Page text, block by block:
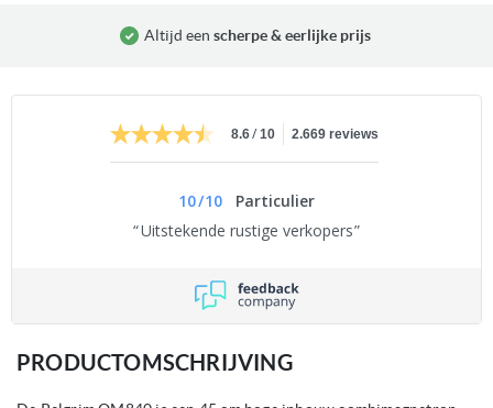
Altijd een scherpe & eerlijke prijs
8.6/ 10 2.669 reviews
10/10
Particulier
Uitstekende rustige verkopers
PRODUCTOMSCHRIJVING